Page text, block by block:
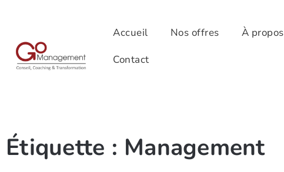
Accueil Nos offres À propos
Contact
Étiquette : Management